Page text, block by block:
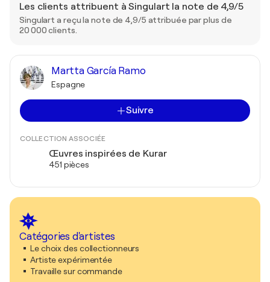
Les clients attribuent à Singulart la note de 4,9/5
Singulart a reçu la note de 4,9/5 attribuée par plus de
20 000 clients.
Martta García Ramo
Espagne
Suivre
COLLECTION ASSOCIÉE
Œuvres inspirées de Kurar
451 pièces
Catégories d'artistes
Le choix des collectionneurs
Artiste expérimentée
Travaille sur commande